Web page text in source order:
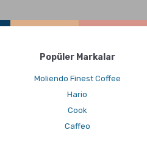
Popüler Markalar
Moliendo Finest Coffee
Hario
Cook
Caffeo